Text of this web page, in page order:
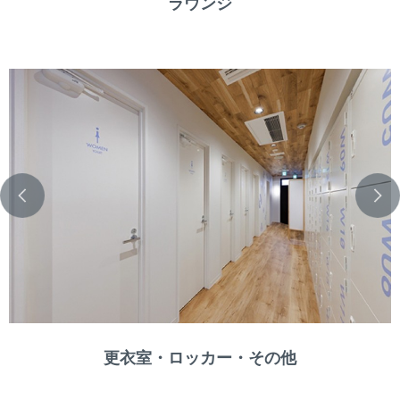
更衣室・ロッカー・その他